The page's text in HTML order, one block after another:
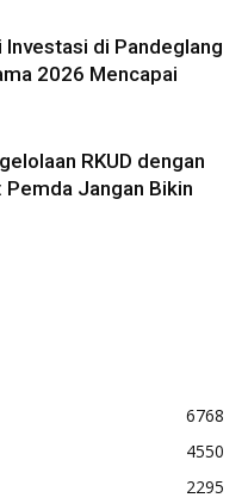
Investasi di Pandeglang
2026 Mencapai
RKUD dengan
Pemda Jangan Bikin
6768
4550
2295